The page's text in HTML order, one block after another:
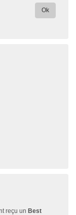
Ok
reçu un Best